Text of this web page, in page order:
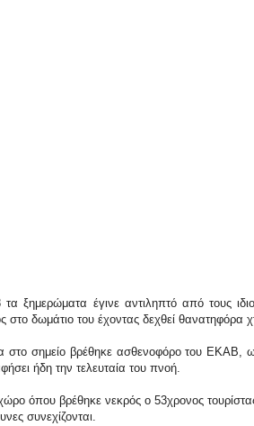
τα ξημερώματα έγινε αντιληπτό από τους
στο δωμάτιο του έχοντας δεχθεί θανατηφόρα
στο σημείο βρέθηκε ασθενοφόρο του ΕΚΑΒ,
ήδη την τελευταία του πνοή.
όπου βρέθηκε νεκρός ο 53χρονος
συνεχίζονται.